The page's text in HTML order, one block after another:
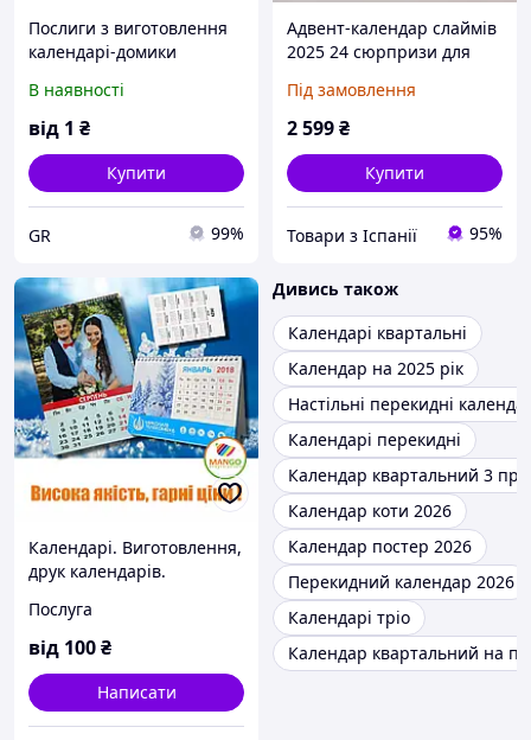
Послиги з виготовлення
календарі-домики
В наявності
від 1 ₴
Купити
GR 99%
Адвент-календар слаймів
2025 24 сюрпризи для
виготовлення слаймів |
Адвент календар дитячий
Під замовлення
2 599₴
Купити
Товари з Іспанії 95%
Календарі. Виготовлення,
друк календарів.
Послуга
від 100₴
Написати
Дивись також
Календарі квартальні
Календар на 2025 рік
Настільні перекидні
Календарі перекидні
Календар квартальний 3
Календар коти 2026
Календар постер 2026
Перекидний календар 2026
Календарі тріо
Календар квартальний на